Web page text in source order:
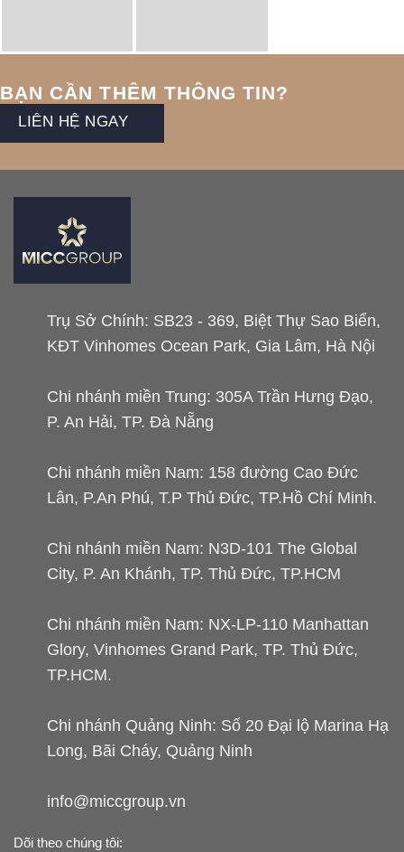
BẠN CẦN THÊM THÔNG TIN?
LIÊN HỆ NGAY
Trụ Sở Chính: SB23 - 369, Biệt Thự Sao Biển,
KĐT Vinhomes Ocean Park, Gia Lâm, Hà Nội
Chi nhánh miền Trung: 305A Trần Hưng Đạo,
P. An Hải, TP. Đà Nẵng
Chi nhánh miền Nam: 158 đường Cao Đức
Lân, P.An Phú, T.P Thủ Đức, TP.Hồ Chí Minh.
Chi nhánh miền Nam: N3D-101 The Global
City, P. An Khánh, TP. Thủ Đức, TP.HCM
Chi nhánh miền Nam: NX-LP-110 Manhattan
Glory, Vinhomes Grand Park, TP. Thủ Đức,
TP.HCM.
Chi nhánh Quảng Ninh: Số 20 Đại lộ Marina Hạ
Long, Bãi Cháy, Quảng Ninh
info@miccgroup.vn
Dõi theo chúng tôi: